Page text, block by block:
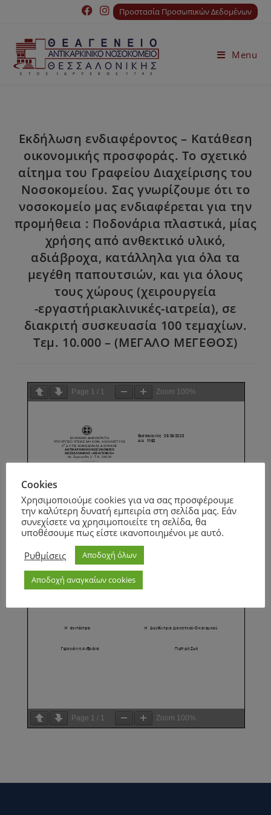
Προστασία Προσωπικών Δεδομένων
Menu
Εκδήλωση ενδιαφέροντος – Κατάθεση
οικονομικής προσφοράς. Το σχετικό
αίτημα του Γραφείου Διαχείρισης του
Νοσοκομείου. Σας γνωρίζουμε ότι το
νοσοκομείο μας ενδιαφέρεται για την
προμήθεια : Ποδονάρια πλαστικά, μίας
χρήσης από ανθεκτικό υλικό,
αδιάβροχα, κατάλληλα για όλα τα
μεγέθη παπουτσιών, και για όλους
τους χώρους (χειρουργεία
-εργαστήριακλινικές-ιατρεία), σε
διακριτή συσκευασία 100 τεμαχίων.
Τεμ. 10.000 – (ΜΕΓΑΛΟ ΜΕΓΕΘΟΣ)
Page 1 / 1 Zoom 100%
Page 1 / 1 Zoom 100%
Cookies
Χρησιμοποιούμε cookies για να σας προσφέρουμε
την καλύτερη δυνατή εμπειρία στη σελίδα μας. Εάν
συνεχίσετε να χρησιμοποιείτε τη σελίδα, θα
υποθέσουμε πως είστε ικανοποιημένοι με αυτό.
Ρυθμίσεις
Αποδοχή όλων
Αποδοχή αναγκαίων cookies